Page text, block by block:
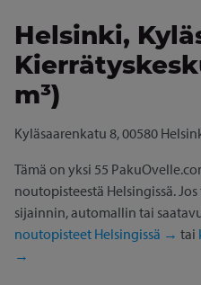
Helsinki,
m³)
Kyläsaarenkatu 8, 00580
Tämä on yksi 55
noutopisteestä Helsingissä.
sijainnin, automallin tai
noutopisteet Helsingissä → tai
→